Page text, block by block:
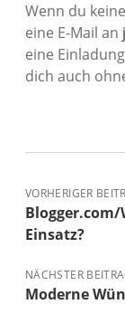
Wenn du
eine E-Mail an
eine
dich auch
VORHERIGER
Einsatz?
NÄCHSTER
Moderne